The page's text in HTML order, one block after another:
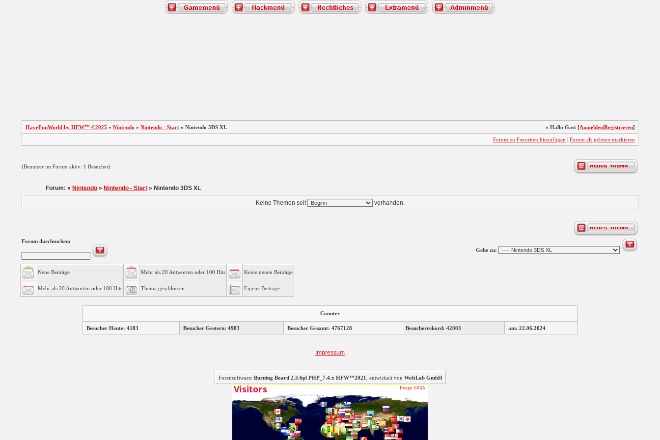
HaveFunWorld by HFW™ ©2025 » Nintendo » Nintendo - Start » Nintendo 3DS XL » Hallo Gast [Anmelden|Registrieren]
Forum zu Favoriten hinzufügen | Forum als gelesen markieren
(Benutzer im Forum aktiv: 1 Besucher)
Forum: » Nintendo » Nintendo - Start » Nintendo 3DS XL
Keine Themen seit vorhanden.
Forum durchsuchen:
Gehe zu:
Neue Beiträge Mehr als 20 Antworten oder 100 Hits Keine neuen Beiträge
Mehr als 20 Antworten oder 100 Hits Thema geschlossen Eigene Beiträge
Counter
Besucher Heute: 4183 Besucher Gestern: 4903 Besucher Gesamt: 4767128 Besucherrekord: 42803 am: 22.06.2024
Impressum
Forensoftware: Burning Board 2.3.6pl PHP_7.4.x HFW™2021 , entwickelt von WoltLab GmbH